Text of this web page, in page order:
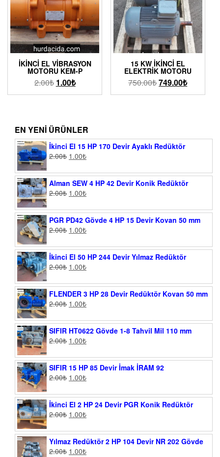
İKINCI EL VIBRASYON
MOTORU KEM-P
2.00₺ 1.00₺
15 KW İKINCI EL
ELEKTRIK MOTORU
750.00₺749.00₺
EN YENI ÜRÜNLER
İkinci El 15 HP 170 Devir Ayaklı Redüktör
2.00₺ 1.00₺
Alman SEW 4 HP 42 Devir Konik Redüktör
2.00₺ 1.00₺
PGR PD42 Gövde 4 HP 15 Devir Kovan 50 mm
2.00₺ 1.00₺
İkinci El 50 HP 244 Devir Yılmaz Redüktör
2.00₺ 1.00₺
FLENDER 3 HP 28 Devir Redüktör Kovan 50 mm
2.00₺ 1.00₺
SIFIR HT0622 Gövde 1-8 Tahvil Mil 110 mm
2.00₺ 1.00₺
SIFIR 15 HP 85 Devir İmak İRAM 92
2.00₺ 1.00₺
İkinci El 2 HP 24 Devir PGR Konik Redüktör
2.00₺ 1.00₺
Yılmaz Redüktör 2 HP 104 Devir NR 202 Gövde
2.00₺ 1.00₺